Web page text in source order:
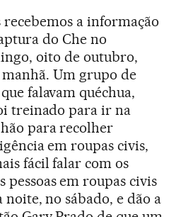
recebemos a informação
do Che no
oito de outubro,
Um grupo de
falavam quéchua,
treinado para ir na
para recolher
em roupas civis,
fácil falar com os
pessoas em roupas civis
no sábado, e dão a